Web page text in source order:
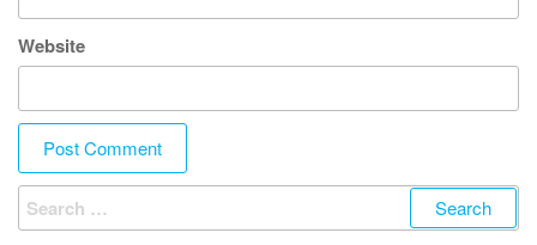
Website
Search
for: